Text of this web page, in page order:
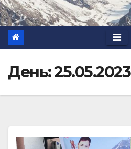
День:25.05.2023